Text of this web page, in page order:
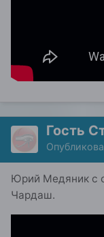
Гость
Юрий Медяник с
Чардаш.